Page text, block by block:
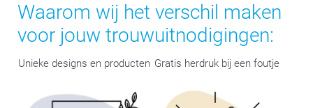
Waarom wij het verschil maken
voor jouw trouwuitnodigingen:
Unieke designs en producten Gratis herdruk bij een foutje